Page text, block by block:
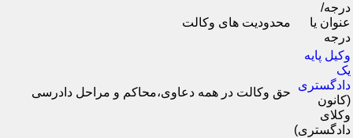
درجه/
عنوان یا
درجه
محدودیت های وکالت
وکیل پایه
یک
دادگستری
(کانون
وکلای
دادگستری)
حق وکالت در همه دعاوی،محاکم و مراحل دادرسی